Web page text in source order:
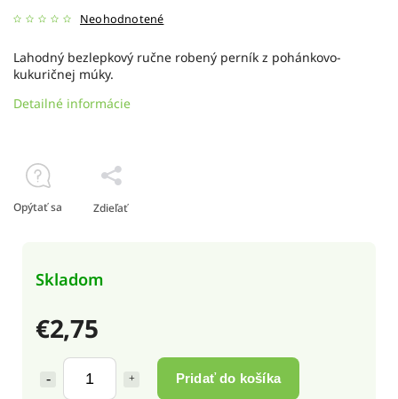
Neohodnotené
€2,75
Pridať do košíka
Skladom
Lahodný bezlepkový ručne robený perník z pohánkovo-
kukuričnej múky.
Detailné informácie
Opýtať sa Zdieľať